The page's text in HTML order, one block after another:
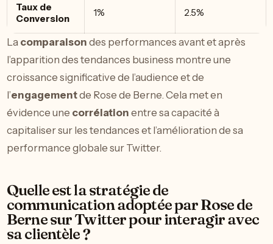
Taux de
Conversion
1% 2.5%
La comparaison des performances avant et après
l’apparition des tendances business montre une
croissance significative de l’audience et de
l’engagementde Rose de Berne. Cela met en
évidence une corrélation entre sa capacité à
capitaliser sur les tendances et l’amélioration de sa
performance globale sur Twitter.
Quelle est la stratégie de
communication adoptée par Rose de
Berne sur Twitter pour interagir avec
sa clientèle ?